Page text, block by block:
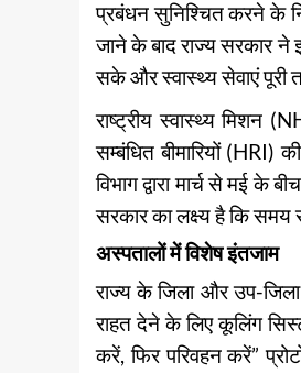
प्रबंधन सुनिश्चित करने के
जाने के बाद राज्य सरकार ने
सके और स्वास्थ्य सेवाएं पूरी
राष्ट्रीय स्वास्थ्य मिशन
सम्बंधित बीमारियों (HRI)
विभाग द्वारा मार्च से मई के
सरकार का लक्ष्य है कि समय
अस्पतालों में विशेष इंतजाम
राज्य के जिला और उप-
राहत देने के लिए कूलिंग
करें, फिर परिवहन करें”